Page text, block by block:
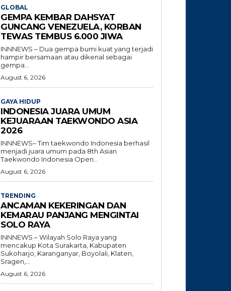
GLOBAL
GEMPA KEMBAR DAHSYAT
GUNCANG VENEZUELA, KORBAN
TEWAS TEMBUS 6.000 JIWA
INNNEWS – Dua gempa bumi kuat yang terjadi
hampir bersamaan atau dikenal sebagai
gempa...
August 6, 2026
GAYA HIDUP
INDONESIA JUARA UMUM
KEJUARAAN TAEKWONDO ASIA
2026
INNNEWS– Tim taekwondo Indonesia berhasil
menjadi juara umum pada 8th Asian
Taekwondo Indonesia Open...
August 6, 2026
TRENDING
ANCAMAN KEKERINGAN DAN
KEMARAU PANJANG MENGINTAI
SOLO RAYA
INNNEWS – Wilayah Solo Raya yang
mencakup Kota Surakarta, Kabupaten
Sukoharjo, Karanganyar, Boyolali, Klaten,
Sragen,...
August 6, 2026